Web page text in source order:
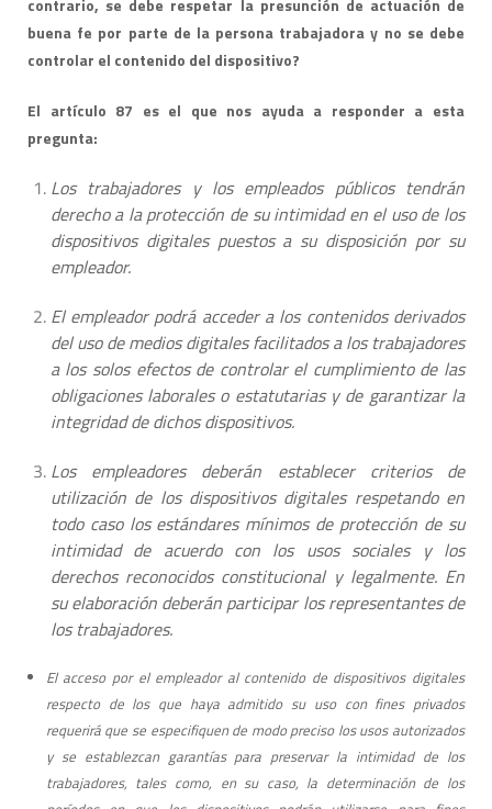
contrario, se debe respetar la presunción de actuación de
buena fe por parte de la persona trabajadora y no se debe
controlar el contenido del dispositivo?
El artículo 87 es el que nos ayuda a responder a esta
pregunta:
Los trabajadores y los empleados públicos tendrán
derecho a la protección de su intimidad en el uso de los
dispositivos digitales puestos a su disposición por su
empleador.
El empleador podrá acceder a los contenidos derivados
del uso de medios digitales facilitados a los trabajadores
a los solos efectos de controlar el cumplimiento de las
obligaciones laborales o estatutarias y de garantizar la
integridad de dichos dispositivos.
Los empleadores deberán establecer criterios de
utilización de los dispositivos digitales respetando en
todo caso los estándares mínimos de protección de su
intimidad de acuerdo con los usos sociales y los
derechos reconocidos constitucional y legalmente. En
su elaboración deberán participar los representantes de
los trabajadores.
El acceso por el empleador al contenido de dispositivos digitales
respecto de los que haya admitido su uso con fines privados
requerirá que se especifiquen de modo preciso los usos autorizados
y se establezcan garantías para preservar la intimidad de los
trabajadores, tales como, en su caso, la determinación de los